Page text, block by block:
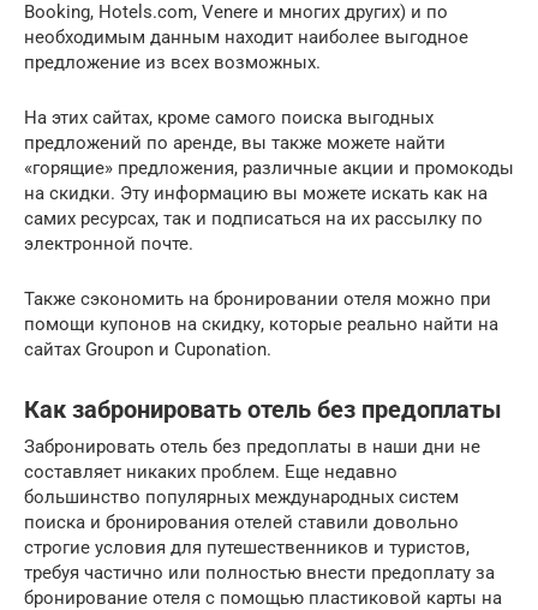
Booking, Hotels.com, Venere и многих других) и по
необходимым данным находит наиболее выгодное
предложение из всех возможных.
На этих сайтах, кроме самого поиска выгодных
предложений по аренде, вы также можете найти
«горящие» предложения, различные акции и промокоды
на скидки. Эту информацию вы можете искать как на
самих ресурсах, так и подписаться на их рассылку по
электронной почте.
Также сэкономить на бронировании отеля можно при
помощи купонов на скидку, которые реально найти на
сайтах Groupon и Cuponation.
Как забронировать отель без предоплаты
Забронировать отель без предоплаты в наши дни не
составляет никаких проблем. Еще недавно
большинство популярных международных систем
поиска и бронирования отелей ставили довольно
строгие условия для путешественников и туристов,
требуя частично или полностью внести предоплату за
бронирование отеля с помощью пластиковой карты на